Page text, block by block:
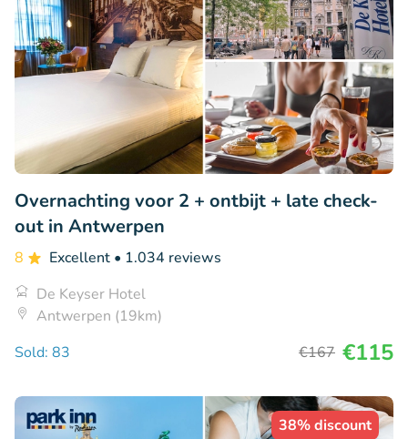
Overnachting voor 2 + ontbijt + late check-
out in Antwerpen
8 Excellent • 1.034 reviews
De Keyser Hotel
Antwerpen (19km)
Sold: 83
€167 €115
38% discount